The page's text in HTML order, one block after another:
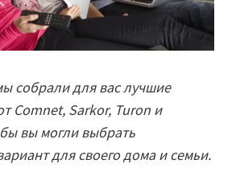
собрали для вас лучшие
Comnet, Sarkor, Turon и
вы могли выбрать
для своего дома и семьи.